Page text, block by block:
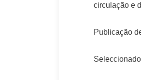
circulação e
Publicação